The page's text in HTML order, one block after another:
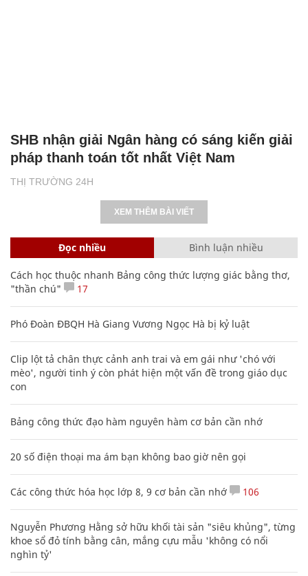
THỊ TRƯỜNG 24H
SHB nhận giải Ngân hàng có sáng kiến giải
pháp thanh toán tốt nhất Việt Nam
XEM THÊM BÀI VIẾT
Đọc nhiều Bình luận nhiều
Cách học thuộc nhanh Bảng công thức lượng giác bằng thơ,
"thần chú"
17
Phó Đoàn ĐBQH Hà Giang Vương Ngọc Hà bị kỷ luật
Clip lột tả chân thực cảnh anh trai và em gái như 'chó với
mèo', người tinh ý còn phát hiện một vấn đề trong giáo dục
con
Bảng công thức đạo hàm nguyên hàm cơ bản cần nhớ
20 số điện thoại ma ám bạn không bao giờ nên gọi
Các công thức hóa học lớp 8, 9 cơ bản cần nhớ 106
Nguyễn Phương Hằng sở hữu khối tài sản "siêu khủng", từng
khoe sổ đỏ tính bằng cân, mắng cựu mẫu 'không có nổi
nghìn tỷ'